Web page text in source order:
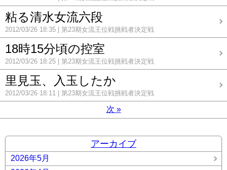
粘る清水女流六段
2012/03/26 18:35 第23期女流王位戦挑戦者決定戦
18時15分頃の控室
2012/03/26 18:25 第23期女流王位戦挑戦者決定戦
里見玉、入玉したか
2012/03/26 18:11 第23期女流王位戦挑戦者決定戦
次 »
アーカイブ
2026年5月